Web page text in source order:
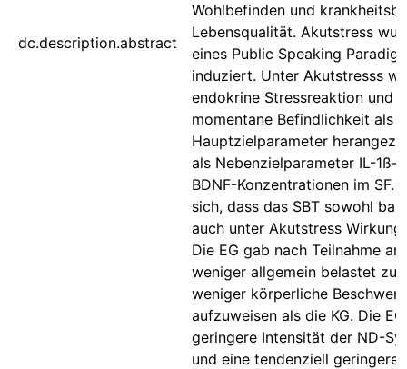
dc.description.abstract
Wohlbefinden und
Lebensqualität. Akutstress
eines Public Speaking
induziert. Unter Akutstresss
endokrine Stressreaktion und
momentane Befindlichkeit als
Hauptzielparameter
als Nebenzielparameter IL-1ß-
BDNF-Konzentrationen im SF.
sich, dass das SBT sowohl
auch unter Akutstress
Die EG gab nach Teilnahme
weniger allgemein belastet zu
weniger körperliche
aufzuweisen als die KG. Die
geringere Intensität der ND-
und eine tendenziell geringere